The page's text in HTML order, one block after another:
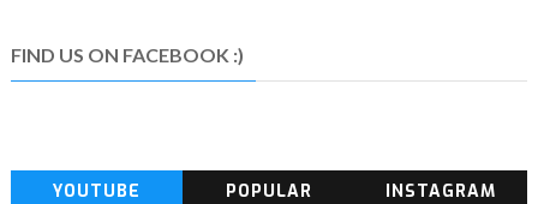
FIND US ON FACEBOOK :)
YOUTUBE POPULAR INSTAGRAM